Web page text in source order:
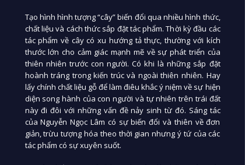
Tạo hình hình tượng “cây” biến đổi qua nhiều hình thức,
chất liệu và cách thức sắp đặt tác phẩm. Thời kỳ đầu các
tác phẩm về cây có xu hướng tả thực, thường với kích
thước lớn cho cảm giác mạnh mẽ về sự phát triển của
thiên nhiên trước con người. Có khi là những sắp đặt
hoành tráng trong kiến trúc và ngoài thiên nhiên. Hay
lấy chính chất liệu gỗ để làm điêu khắc ý niệm về sự hiện
diện song hành của con người và tự nhiên trên trái đất
này đi đôi với những vấn đề nảy sinh từ đó. Sáng tác
của Nguyễn Ngọc Lâm có sự biến đổi và thiên về đơn
giản, trừu tượng hóa theo thời gian nhưng ý tứ của các
tác phẩm có sự xuyên suốt.